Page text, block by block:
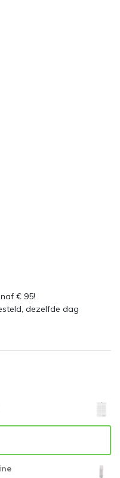
€ 95!
dezelfde dag